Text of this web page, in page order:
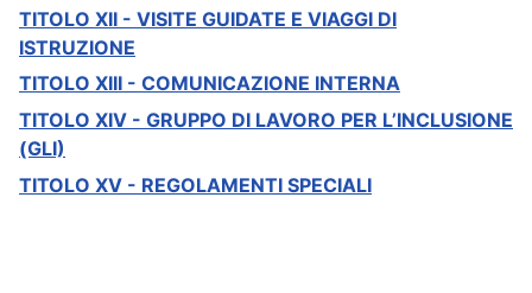
TITOLO XII - VISITE GUIDATE E VIAGGI DI
ISTRUZIONE
TITOLO XIII - COMUNICAZIONE INTERNA
TITOLO XIV - GRUPPO DI LAVORO PER L’INCLUSIONE
(GLI)
TITOLO XV - REGOLAMENTI SPECIALI